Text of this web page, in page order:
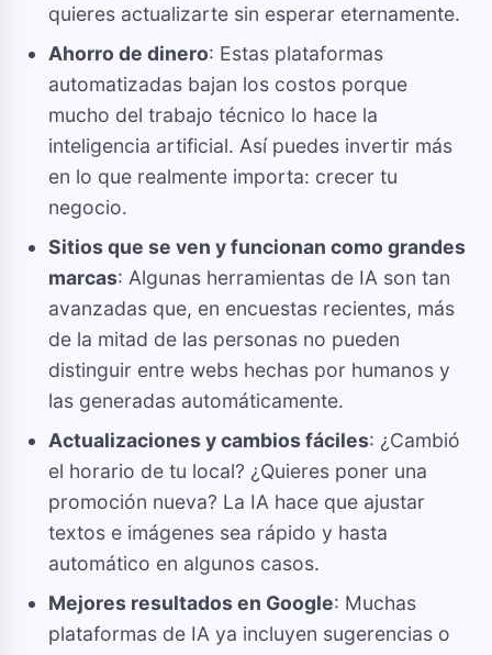
quieres actualizarte sin esperar eternamente.
Ahorro de dinero: Estas plataformas
automatizadas bajan los costos porque
mucho del trabajo técnico lo hace la
inteligencia artificial. Así puedes invertir más
en lo que realmente importa: crecer tu
negocio.
Sitios que se ven y funcionan como grandes
marcas: Algunas herramientas de IA son tan
avanzadas que, en encuestas recientes, más
de la mitad de las personas no pueden
distinguir entre webs hechas por humanos y
las generadas automáticamente.
Actualizaciones y cambios fáciles: ¿Cambió
el horario de tu local? ¿Quieres poner una
promoción nueva? La IA hace que ajustar
textos e imágenes sea rápido y hasta
automático en algunos casos.
Mejores resultados en Google: Muchas
plataformas de IA ya incluyen sugerencias o